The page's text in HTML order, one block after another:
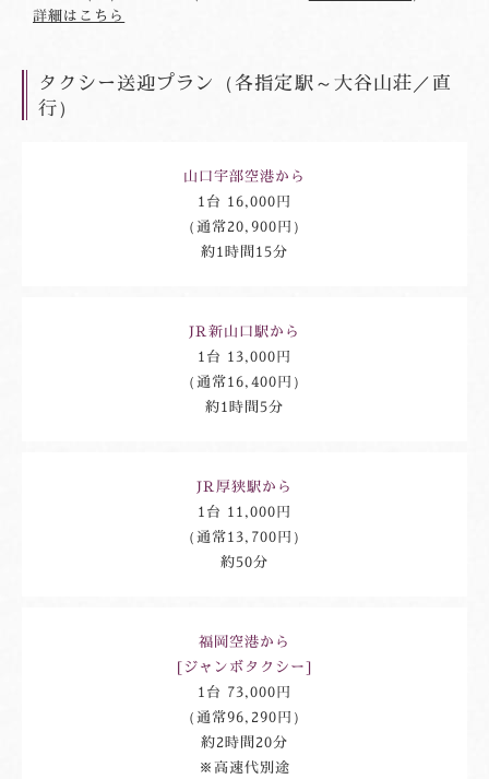
詳細はこちら
タクシー送迎プラン（各指定駅～大谷山荘／直
行）
山口宇部空港から
1台 16,000円
（通常20,900円）
約1時間15分
JR新山口駅から
1台 13,000円
（通常16,400円）
約1時間5分
JR厚狭駅から
1台 11,000円
（通常13,700円）
約50分
福岡空港から
[ジャンボタクシー]
1台 73,000円
（通常96,290円）
約2時間20分
※高速代別途